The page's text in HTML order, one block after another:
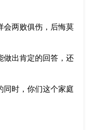
两败俱伤，后悔莫
出肯定的回答，还
时，你们这个家庭